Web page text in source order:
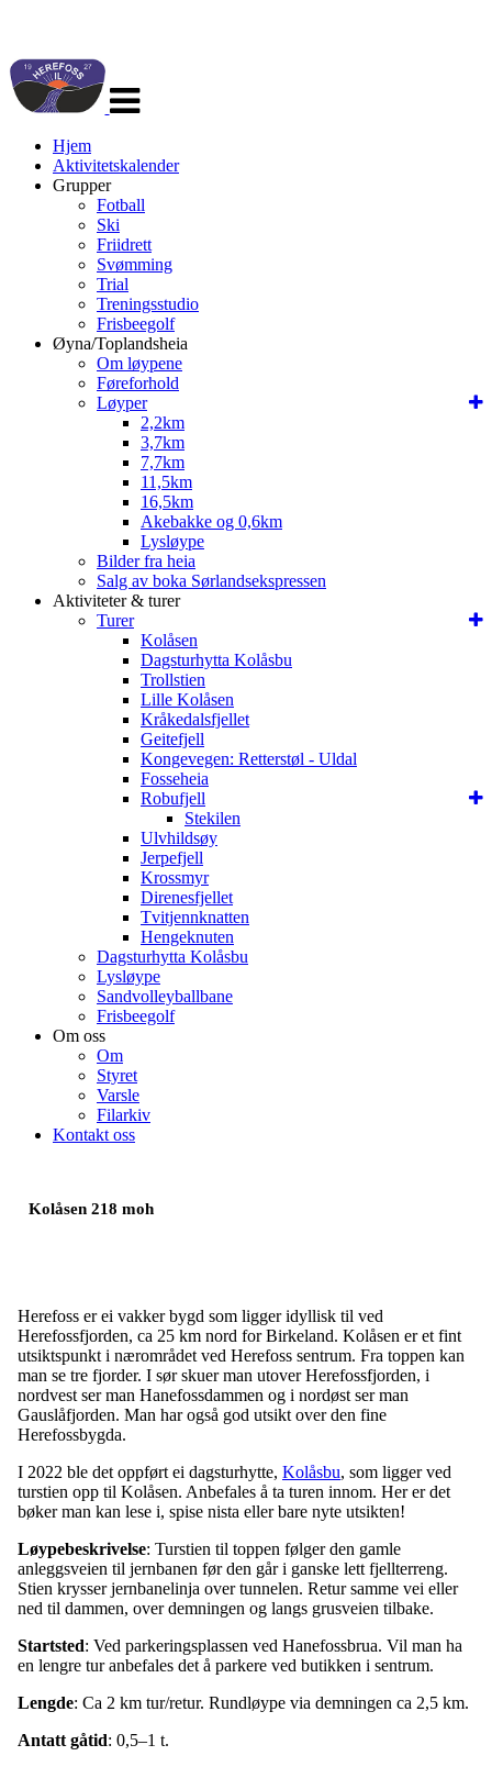
navigasjon
Hjem
Aktivitetskalender
Grupper
Fotball
Ski
Friidrett
Svømming
Trial
Treningsstudio
Frisbeegolf
Øyna/Toplandsheia
Om løypene
Føreforhold
Løyper
2,2km
3,7km
7,7km
11,5km
16,5km
Akebakke og 0,6km
Lysløype
Bilder fra heia
Salg av boka Sørlandsekspressen
Aktiviteter & turer
Turer
Kolåsen
Dagsturhytta Kolåsbu
Trollstien
Lille Kolåsen
Kråkedalsfjellet
Geitefjell
Kongevegen: Retterstøl - Uldal
Fosseheia
Robufjell
Stekilen
Ulvhildsøy
Jerpefjell
Krossmyr
Direnesfjellet
Tvitjennknatten
Hengeknuten
Dagsturhytta Kolåsbu
Lysløype
Sandvolleyballbane
Frisbeegolf
Om oss
Om
Styret
Varsle
Filarkiv
Kontakt oss
Kolåsen 218 moh
Herefoss er ei vakker bygd som ligger idyllisk til ved
Herefossfjorden, ca 25 km nord for Birkeland. Kolåsen er et fint
utsiktspunkt i nærområdet ved Herefoss sentrum. Fra toppen kan
man se tre fjorder. I sør skuer man utover Herefossfjorden, i
nordvest ser man Hanefossdammen og i nordøst ser man
Gauslåfjorden. Man har også god utsikt over den fine
Herefossbygda.
I 2022 ble det oppført ei dagsturhytte, Kolåsbu, som ligger ved
turstien opp til Kolåsen. Anbefales å ta turen innom. Her er det
bøker man kan lese i, spise nista eller bare nyte utsikten!
Løypebeskrivelse: Turstien til toppen følger den gamle
anleggsveien til jernbanen før den går i ganske lett fjellterreng.
Stien krysser jernbanelinja over tunnelen. Retur samme vei eller
ned til dammen, over demningen og langs grusveien tilbake.
Startsted: Ved parkeringsplassen ved Hanefossbrua. Vil man ha
en lengre tur anbefales det å parkere ved butikken i sentrum.
Lengde: Ca 2 km tur/retur. Rundløype via demningen ca 2,5 km.
Antatt gåtid: 0,5–1 t.